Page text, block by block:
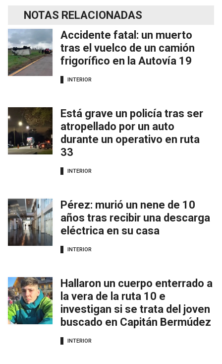
NOTAS RELACIONADAS
Accidente fatal: un muerto
tras el vuelco de un camión
frigorífico en la Autovía 19
INTERIOR
Está grave un policía tras ser
atropellado por un auto
durante un operativo en ruta
33
INTERIOR
Pérez: murió un nene de 10
años tras recibir una descarga
eléctrica en su casa
INTERIOR
Hallaron un cuerpo enterrado a
la vera de la ruta 10 e
investigan si se trata del joven
buscado en Capitán Bermúdez
INTERIOR